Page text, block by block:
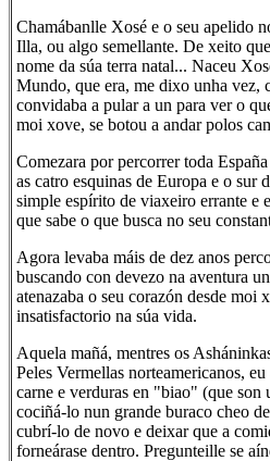
Chamábanlle Xosé e o seu apelido
Illa, ou algo semellante. De xeito
nome da súa terra natal... Naceu
Mundo, que era, me dixo unha vez,
convidaba a pular a un para ver o
moi xove, se botou a andar polos
Comezara por percorrer toda
as catro esquinas de Europa e o
simple espírito de viaxeiro errante e
que sabe o que busca no seu
Agora levaba máis de dez anos
buscando con devezo na aventura
atenazaba o seu corazón desde moi
insatisfactorio na súa vida.
Aquela mañá, mentres os
Peles Vermellas norteamericanos,
carne e verduras en "biao" (que son
cociñá-lo nun grande buraco cheo
cubrí-lo de novo e deixar que a
forneárase dentro. Pregunteille se